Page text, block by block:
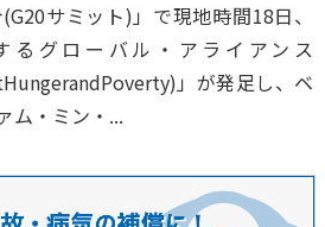
サミット)」で現地時間18日、
るグローバル・アライアンス
」が発足し、ベ
ム・ミン・...